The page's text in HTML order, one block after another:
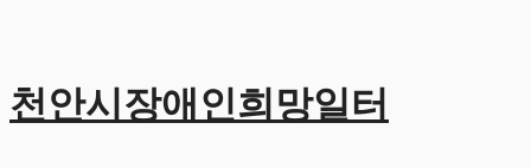
천안시장애인희망일터